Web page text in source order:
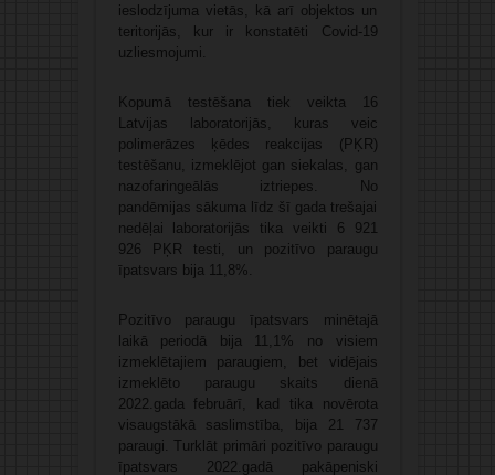
ieslodzījuma vietās, kā arī objektos un
teritorijās, kur ir konstatēti Covid-19
uzliesmojumi.
Kopumā testēšana tiek veikta 16
Latvijas laboratorijās, kuras veic
polimerāzes ķēdes reakcijas (PĶR)
testēšanu, izmeklējot gan siekalas, gan
nazofaringeālās iztriepes. No
pandēmijas sākuma līdz šī gada trešajai
nedēļai laboratorijās tika veikti 6 921
926 PĶR testi, un pozitīvo paraugu
īpatsvars bija 11,8%.
Pozitīvo paraugu īpatsvars minētajā
laikā periodā bija 11,1% no visiem
izmeklētajiem paraugiem, bet vidējais
izmeklēto paraugu skaits dienā
2022.gada februārī, kad tika novērota
visaugstākā saslimstība, bija 21 737
paraugi. Turklāt primāri pozitīvo paraugu
īpatsvars 2022.gadā pakāpeniski